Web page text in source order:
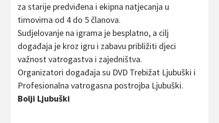
za starije predviđena i ekipna natjecanja u
timovima od 4 do 5 članova.
Sudjelovanje na igrama je besplatno, a cilj
događaja je kroz igru i zabavu približiti djeci
važnost vatrogastva i zajedništva.
Organizatori događaja su DVD Trebižat Ljubuški i
Profesionalna vatrogasna postrojba Ljubuški.
Bolji Ljubuški